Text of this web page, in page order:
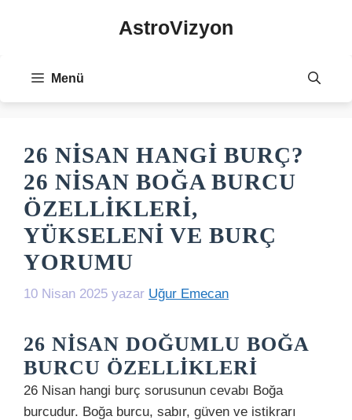
AstroVizyon
Menü
26 NISAN HANGI BURÇ?
26 NISAN BOĞA BURCU
ÖZELLIKLERI,
YÜKSELENI VE BURÇ
YORUMU
10 Nisan 2025 yazar Uğur Emecan
26 NISAN DOĞUMLU BOĞA
BURCU ÖZELLIKLERI
26 Nisan hangi burç sorusunun cevabı Boğa
burcudur. Boğa burcu, sabır, güven ve istikrarı